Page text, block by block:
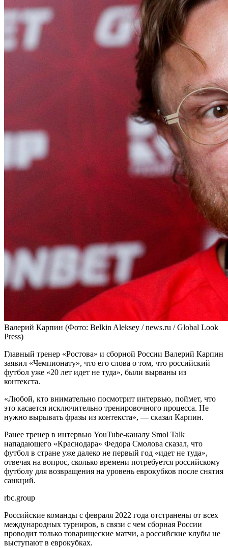
Валерий Карпин (Фото: Belkin Aleksey / news.ru / Global Look
Press)
Главный тренер «Ростова» и сборной России Валерий Карпин
заявил «Чемпионату», что его слова о том, что российский
футбол уже «20 лет идет не туда», были вырваны из
контекста.
«Любой, кто внимательно посмотрит интервью, поймет, что
это касается исключительно тренировочного процесса. Не
нужно вырывать фразы из контекста», — сказал Карпин.
Ранее тренер в интервью YouTube-каналу Smol Talk
нападающего «Краснодара» Федора Смолова сказал, что
футбол в стране уже далеко не первый год «идет не туда»,
отвечая на вопрос, сколько времени потребуется российскому
футболу для возвращения на уровень еврокубков после снятия
санкций.
rbc.group
Российские команды с февраля 2022 года отстранены от всех
международных турниров, в связи с чем сборная России
проводит только товарищеские матчи, а российские клубы не
выступают в еврокубках.